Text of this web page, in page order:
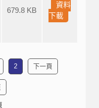
679.8 KB
資料
下載
2 下一頁